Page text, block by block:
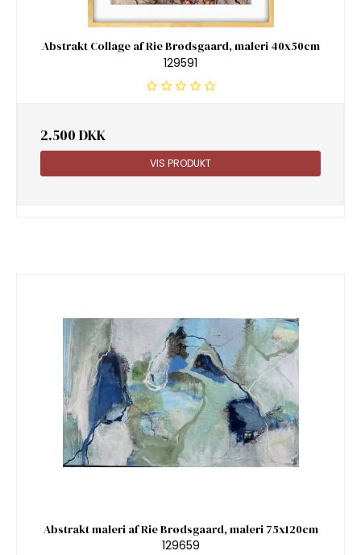
Abstrakt Collage af Rie Brødsgaard, maleri 40x50cm
129591
2.500 DKK
VIS PRODUKT
Abstrakt maleri af Rie Brødsgaard, maleri 75x120cm
129659